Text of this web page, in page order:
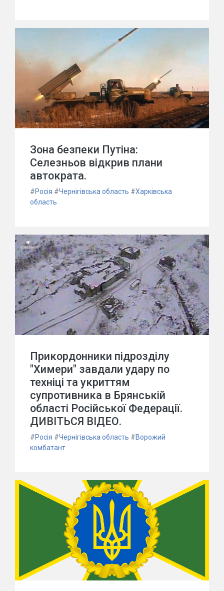
Зона безпеки Путіна:
Селезньов відкрив плани
автократа.
#Росія #Чернігівська область #Харківська
область
Прикордонники підрозділу
"Химери" завдали удару по
техніці та укриттям
супротивника в Брянській
області Російської Федерації.
ДИВІТЬСЯ ВІДЕО.
#Росія #Чернігівська область #Ворожий
комбатант